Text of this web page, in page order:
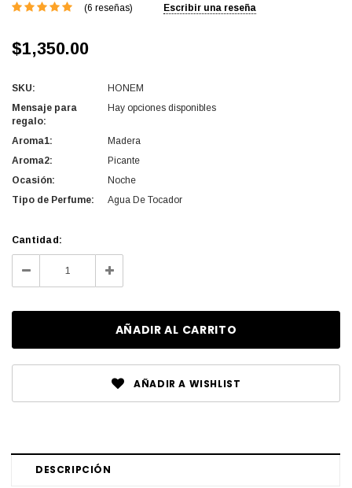
(6 reseñas) Escribir una reseña
$1,350.00
SKU:
HONEM
Mensaje para
regalo:
Hay opciones disponibles
Aroma1:
Madera
Aroma2:
Picante
Ocasión:
Noche
Tipo de Perfume:
Agua De Tocador
Cantidad
actual
de
Cantidad:
Disminuir
cantidad
undefined
Aumentar
la
cantidad
undefined
AÑADIR A WISHLIST
DESCRIPCIÓN